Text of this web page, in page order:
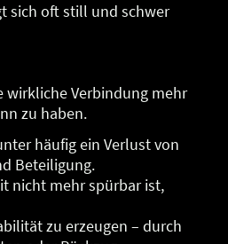
sich oft still und schwer
wirkliche Verbindung mehr
zu haben.
häufig ein Verlust von
Beteiligung.
nicht mehr spürbar ist,
zu erzeugen – durch